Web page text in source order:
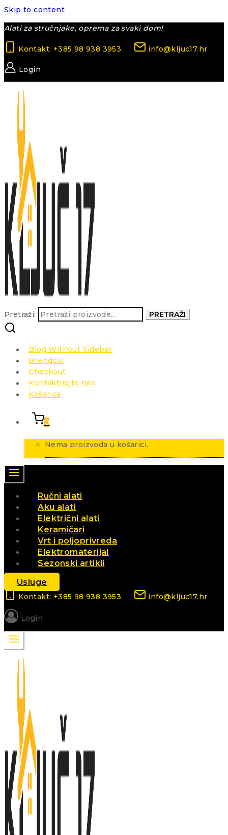
Skip to content
Alati za stručnjake, oprema za svaki dom!
Kontakt: +385 98 938 3953 info@kljuc17.hr
Login
Pretraži: PRETRAŽI
Blog Without Sidebar
Brendovi
Checkout
Kontaktirajte nas
Košarica
0
Nema proizvoda u košarici.
Ručni alati
Aku alati
Električni alati
Keramičari
Vrt i poljoprivreda
Elektromaterijal
Sezonski artikli
Usluge
Kontakt: +385 98 938 3953 info@kljuc17.hr
Login